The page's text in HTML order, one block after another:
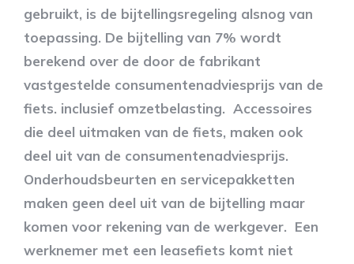
gebruikt, is de bijtellingsregeling alsnog van
toepassing. De bijtelling van 7% wordt
berekend over de door de fabrikant
vastgestelde consumentenadviesprijs van de
fiets. inclusief omzetbelasting. Accessoires
die deel uitmaken van de fiets, maken ook
deel uit van de consumentenadviesprijs.
Onderhoudsbeurten en servicepakketten
maken geen deel uit van de bijtelling maar
komen voor rekening van de werkgever. Een
werknemer met een leasefiets komt niet